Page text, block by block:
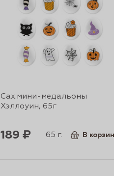
Сах.мини-медальоны
Хэллоуин, 65г
189 ₽ 65 г. В